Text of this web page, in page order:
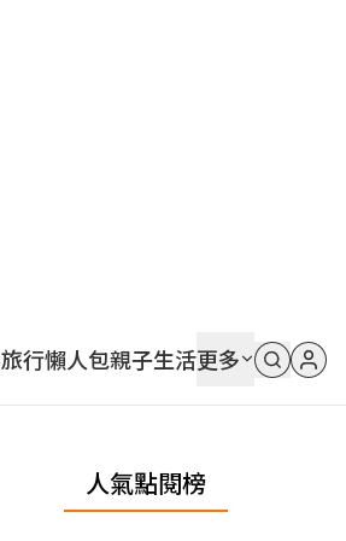
旅行懶人包親子生活更多
人氣點閱榜